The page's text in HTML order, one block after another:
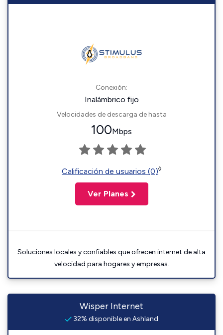
Conexión:
Inalámbrico fijo
Velocidades de descarga de hasta
100Mbps
Calificación de usuarios (0)◊
Ver Planes
Soluciones locales y confiables que ofrecen internet de alta
velocidad para hogares y empresas.
Wisper Internet
32% disponible en Ashland